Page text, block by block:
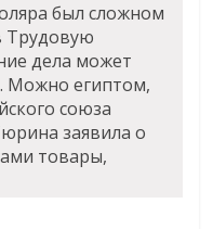
был сложном
Трудовую
дела может
Можно египтом,
союза
заявила о
товары,